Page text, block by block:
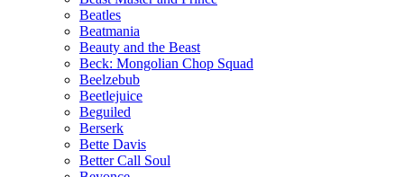
Beatles
Beatmania
Beauty and the Beast
Beck: Mongolian Chop Squad
Beelzebub
Beetlejuice
Beguiled
Berserk
Bette Davis
Better Call Soul